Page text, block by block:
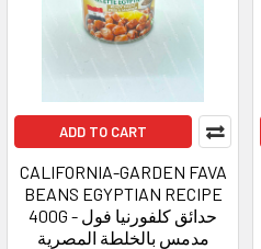
ADD TO CART
CALIFORNIA-GARDEN FAVA
BEANS EGYPTIAN RECIPE
400G - حدائق كلفورنيا فول
مدمس بالخلطة المصرية